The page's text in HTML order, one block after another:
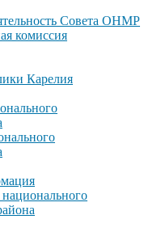
Совета ОНМР
комиссия
Карелия